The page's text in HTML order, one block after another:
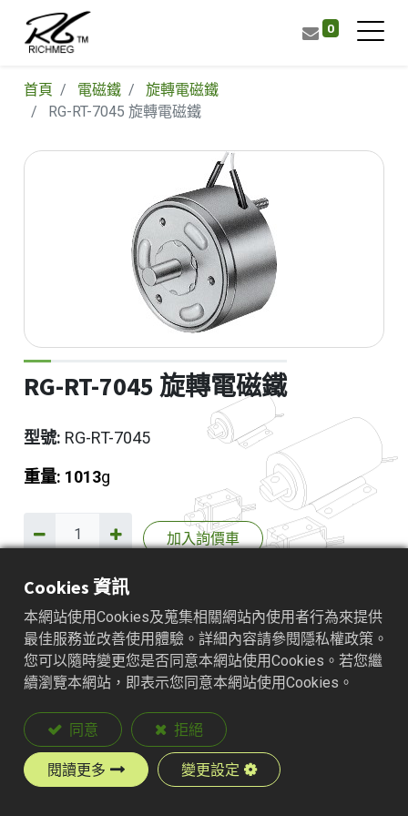
0
首頁 電磁鐵
旋轉電磁鐵
RG-RT-7045 旋轉電磁鐵
RG-RT-7045 旋轉電磁鐵
型號: RG-RT-7045
重量: 1013g
加入詢價車
產品說明
Cookies 資訊
本網站使用Cookies及蒐集相關網站內使用者行為來提供
最佳服務並改善使用體驗。詳細內容請參閱隱私權政策。
您可以隨時變更您是否同意本網站使用Cookies。若您繼
續瀏覽本網站，即表示您同意本網站使用Cookies。
同意 拒絕
閱讀更多 變更設定